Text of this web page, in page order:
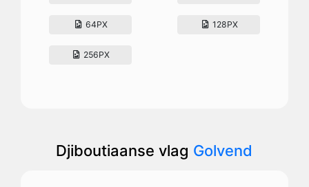
64PX 128PX
256PX
Djiboutiaanse vlag Golvend